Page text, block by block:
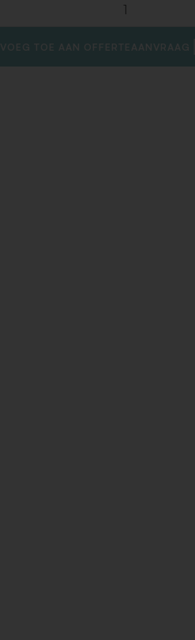
VOEG TOE AAN OFFERTEAANVRAAG